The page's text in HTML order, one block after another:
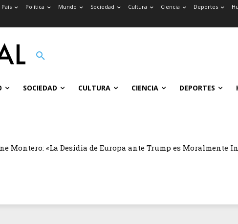
País Política Mundo Sociedad Cultura Ciencia Deportes
SOCIEDAD CULTURA CIENCIA DEPORTES
Montero: «La Desidia de Europa ante Trump es Moralmente